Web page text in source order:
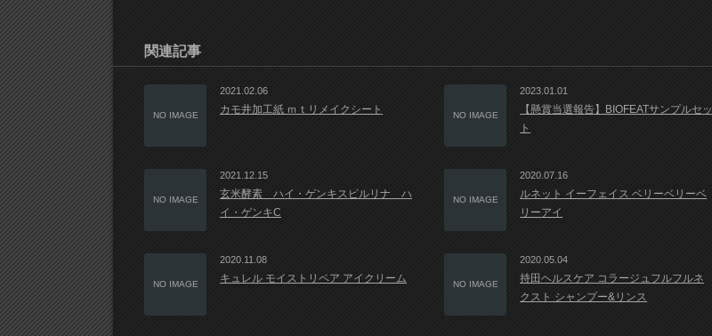
関連記事
NO IMAGE
2021.02.06
カモ井加工紙 ｍｔリメイクシート NO IMAGE
2023.01.01
【懸賞当選報告】BIOFEATサンプルセッ
ト
NO IMAGE
2021.12.15
玄米酵素 ハイ・ゲンキスピルリナ ハ
イ・ゲンキC
NO IMAGE
2020.07.16
ルネット イーフェイス ベリーベリーベ
リーアイ
NO IMAGE
2020.11.08
キュレル モイストリペア アイクリーム NO IMAGE
2020.05.04
持田ヘルスケア コラージュフルフルネ
クスト シャンプー&リンス